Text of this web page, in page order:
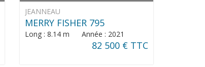
JEANNEAU
MERRY FISHER 795
Long : 8.14 m Année : 2021
82 500 € TTC